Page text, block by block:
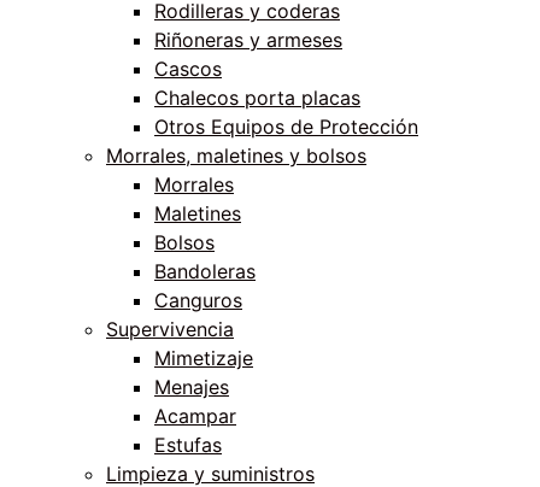
Rodilleras y coderas
Riñoneras y armeses
Cascos
Chalecos porta placas
Otros Equipos de Protección
Morrales, maletines y bolsos
Morrales
Maletines
Bolsos
Bandoleras
Canguros
Supervivencia
Mimetizaje
Menajes
Acampar
Estufas
Limpieza y suministros